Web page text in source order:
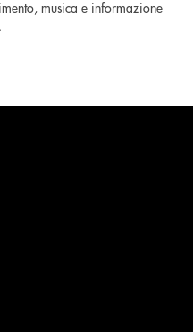
musica e informazione